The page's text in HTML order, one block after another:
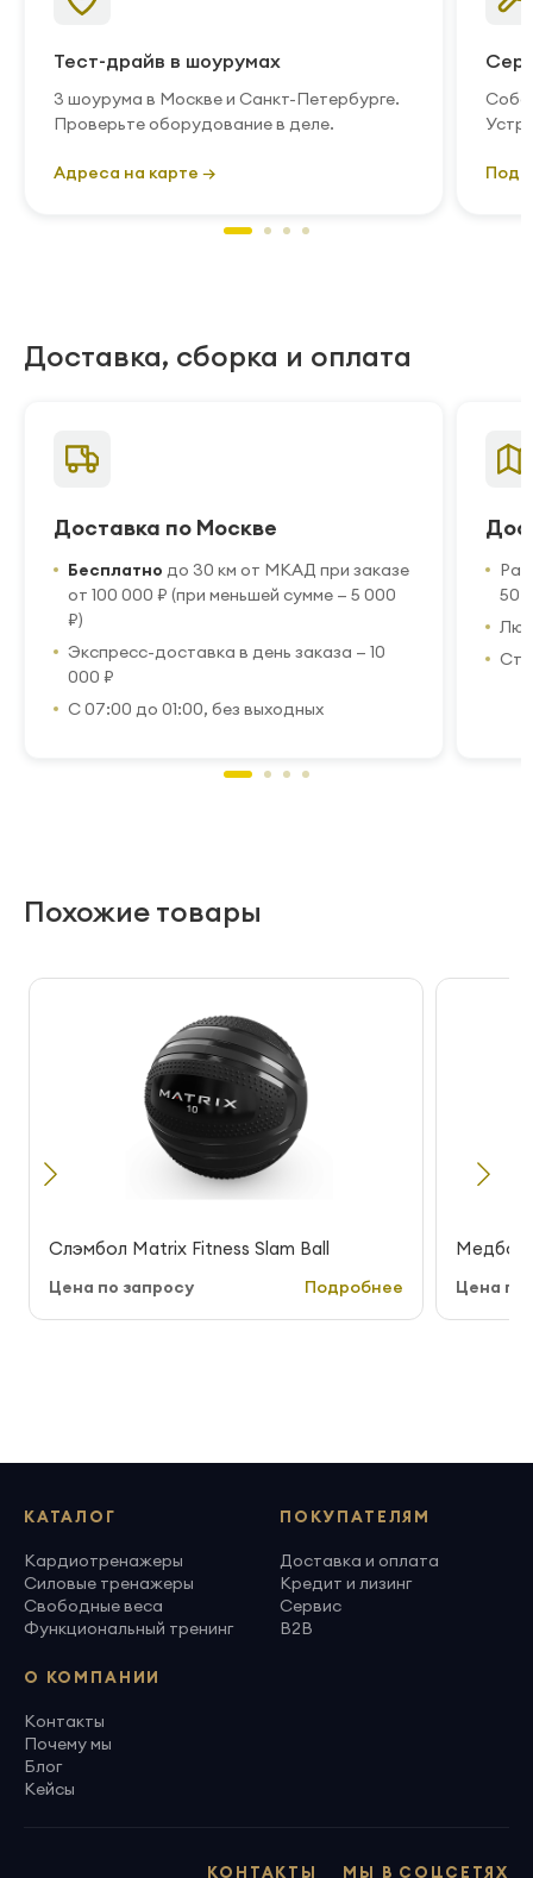
Тест-драйв в шоурумах
3 шоурума в Москве и Санкт-Петербурге.
Проверьте оборудование в деле.
Адреса на карте →
Доставка, сборка и оплата
Доставка по Москве
Бесплатно до 30 км от МКАД при заказе
от 100 000 ₽ (при меньшей сумме — 5 000
₽)
Экспресс-доставка в день заказа — 10
000 ₽
С 07:00 до 01:00, без выходных
50
Похожие товары
Слэмбол Matrix Fitness Slam Ball
Цена по запросу Подробнее
Медбол
Цена по
КАТАЛОГ
Кардиотренажеры
Силовые тренажеры
Свободные веса
Функциональный тренинг
ПОКУПАТЕЛЯМ
Доставка и оплата
Кредит и лизинг
Сервис
B2B
О КОМПАНИИ
Контакты
Почему мы
Блог
Кейсы
МЫ В СОЦСЕТЯХ
КОНТАКТЫ